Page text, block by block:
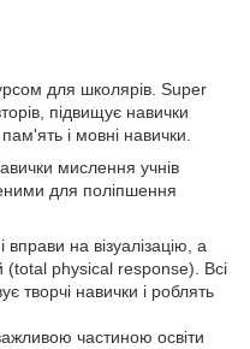
для школярів. Super
підвищує навички
і мовні навички.
мислення учнів
для поліпшення
на візуалізацію, а
(total physical response). Всі
творчі навички і роблять
частиною освіти